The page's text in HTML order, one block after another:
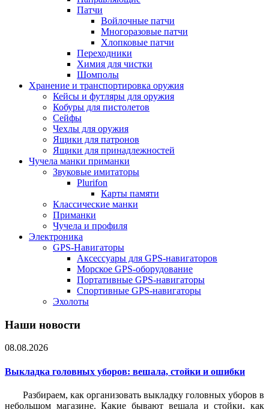
Патчи
Войлочные патчи
Многоразовые патчи
Хлопковые патчи
Переходники
Химия для чистки
Шомполы
Хранение и транспортировка оружия
Кейсы и футляры для оружия
Кобуры для пистолетов
Сейфы
Чехлы для оружия
Ящики для патронов
Ящики для принадлежностей
Чучела манки приманки
Звуковые имитаторы
Plurifon
Карты памяти
Классические манки
Приманки
Чучела и профиля
Электроника
GPS-Навигаторы
Аксессуары для GPS-навигаторов
Морское GPS-оборудование
Портативные GPS-навигаторы
Спортивные GPS-навигаторы
Эхолоты
Наши новости
08.08.2026
Выкладка головных уборов: вешала, стойки и ошибки
Разбираем, как организовать выкладку головных уборов в
небольшом магазине. Какие бывают вешала и стойки, как